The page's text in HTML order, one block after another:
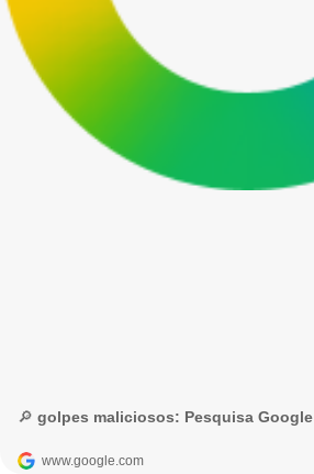
🔎 golpes maliciosos: Pesquisa Google
www.google.com